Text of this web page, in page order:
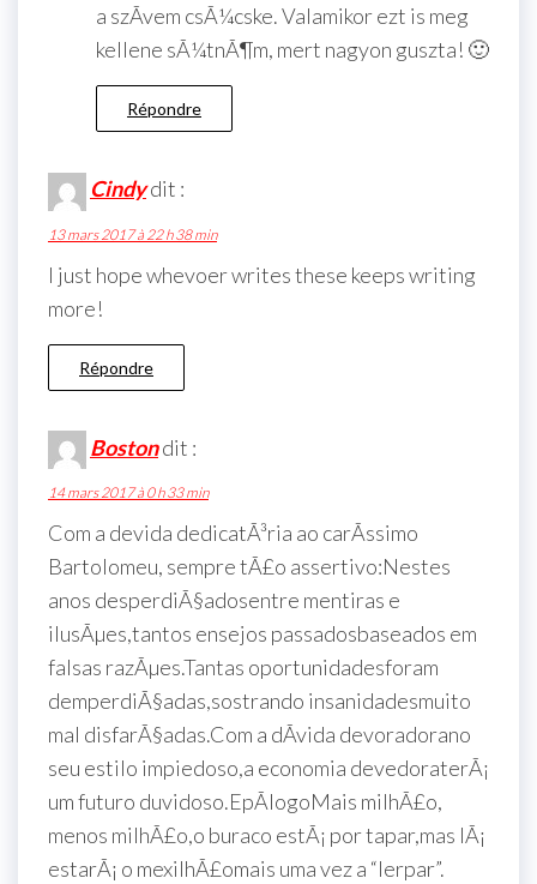
a szÃ­vem csÃ¼cske. Valamikor ezt is meg
kellene sÃ¼tnÃ¶m, mert nagyon guszta! 🙂
Répondre
Cindydit :
13 mars 2017 à 22 h 38 min
I just hope whevoer writes these keeps writing
more!
Répondre
Bostondit :
14 mars 2017 à 0 h 33 min
Com a devida dedicatÃ³ria ao carÃ­ssimo
Bartolomeu, sempre tÃ£o assertivo:Nestes
anos desperdiÃ§adosentre mentiras e
ilusÃµes,tantos ensejos passadosbaseados em
falsas razÃµes.Tantas oportunidadesforam
demperdiÃ§adas,sostrando insanidadesmuito
mal disfarÃ§adas.Com a dÃ­vida devoradorano
seu estilo impiedoso,a economia devedoraterÃ¡
um futuro duvidoso.EpÃ­logoMais milhÃ£o,
menos milhÃ£o,o buraco estÃ¡ por tapar,mas lÃ¡
estarÃ¡ o mexilhÃ£omais uma vez a “lerpar”.